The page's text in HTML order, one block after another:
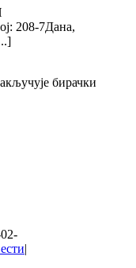
7Дана,
бирачки
|